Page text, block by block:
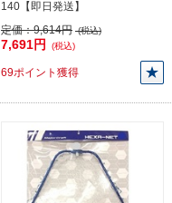
140【即日発送】
定価：9,614円 (税込)
7,691円 (税込)
69ポイント獲得